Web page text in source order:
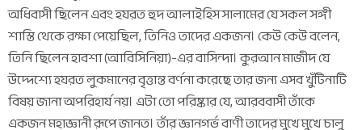
অধিবাসী ছিলেন এবং হযরত হুদ আলাইহিস সালামের যে সকল সঙ্গী
শাস্তি থেকে রক্ষা পেয়েছিল, তিনিও তাদের একজন। কেউ কেউ বলেন,
তিনি ছিলেন হাবশা (আবিসিনিয়া)-এর বাসিন্দা। কুরআন মাজীদ যে
উদ্দেশ্যে হযরত লুকমানের বৃত্তান্ত বর্ণনা করেছে তার জন্য এসব খুঁটিনাটি
বিষয় জানা অপরিহার্য নয়। এটা তো পরিষ্কার যে, আরববাসী তাঁকে
একজন মহাজ্ঞানী রূপে জানত। তাঁর জ্ঞানগর্ভ বাণী তাদের মুখে মুখে চালু